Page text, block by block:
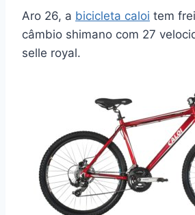
Aro 26, a bicicleta caloi tem
câmbio shimano com 27
selle royal.